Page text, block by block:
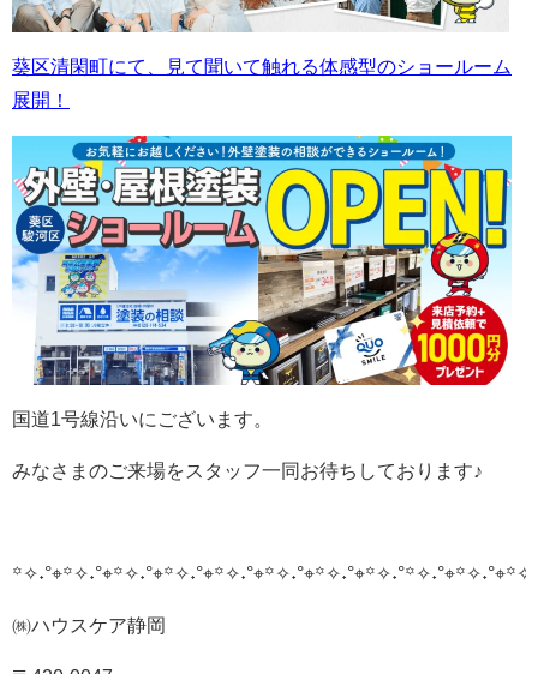
葵区清閑町にて、見て聞いて触れる体感型のショールーム
展開！
国道1号線沿いにございます。
みなさまのご来場をスタッフ一同お待ちしております♪
꙳✧˖°⌖꙳✧˖°⌖꙳✧˖°⌖꙳✧˖°⌖꙳✧˖°⌖꙳✧˖°⌖꙳✧˖°⌖꙳✧˖°
㈱ハウスケア静岡